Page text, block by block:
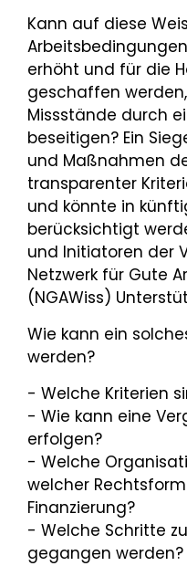
Kann auf diese
erhöht und für die
geschaffen
Missstände durch
beseitigen? Ein
und Maßnahmen
transparenter
und könnte in
berücksichtigt
und Initiatoren der
Netzwerk für Gute
(NGAWiss)
Wie kann ein
werden?
- Welche Kriterien
- Wie kann eine
erfolgen?
- Welche
welcher
Finanzierung?
- Welche Schritte
gegangen werden?